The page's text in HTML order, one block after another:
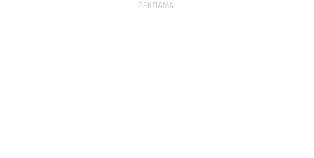
РЕКЛАМА: